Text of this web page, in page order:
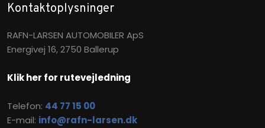
Kontaktoplysninger
RAFN-LARSEN AUTOMOBILER ApS
Energivej 16, 2750 Ballerup
Klik her for rutevejledning
Telefon: 44 77 15 00
E-mail: info@rafn-larsen.dk